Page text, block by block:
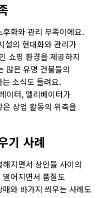
화와 관리 부족이에요.
설의 현대화와 관리가
쇼핑 환경을 제공하지
많은 유명 건물들의
소식도 들려요.
이터, 엘리베이터가
상업 활동의 위축을
기 사례
지면서 상인들 사이의
어지면서 품질도
와 바가지 씌우는 사례도